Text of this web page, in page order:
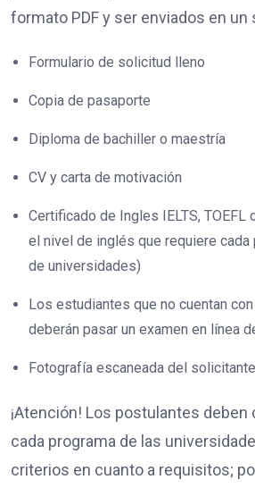
formato PDF y ser enviados en un
Formulario de solicitud lleno
Copia de pasaporte
Diploma de bachiller o maestría
CV y carta de motivación
Certificado de Ingles IELTS, TOEFL
el nivel de inglés que requiere cada
de universidades)
Los estudiantes que no cuentan
deberán pasar un examen en línea
Fotografía escaneada del solicitante
¡Atención! Los postulantes deben
cada programa de las
criterios en cuanto a requisitos;